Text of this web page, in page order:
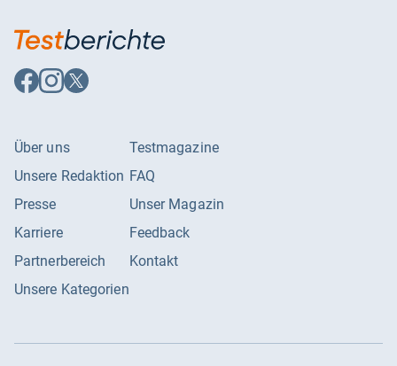
Auf
Facebook
Auf
Instagram
Auf
X
Über uns
Unsere Redaktion
Presse
Karriere
Partnerbereich
Unsere Kategorien
Testmagazine
FAQ
Unser Magazin
Feedback
Kontakt